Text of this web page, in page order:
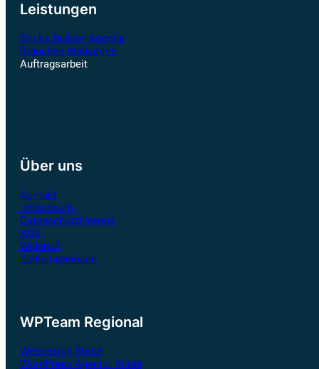
Leistungen
Bricks Builder Agentur
Branchen Webseiten
Auftragsarbeit
Über uns
Kontakt
Impressum
Datenschutzhinweis
AGB
Widerruf
Zahlungsweisen
WPTeam Regional
Webdesign Stade
WordPress Agentur Stade